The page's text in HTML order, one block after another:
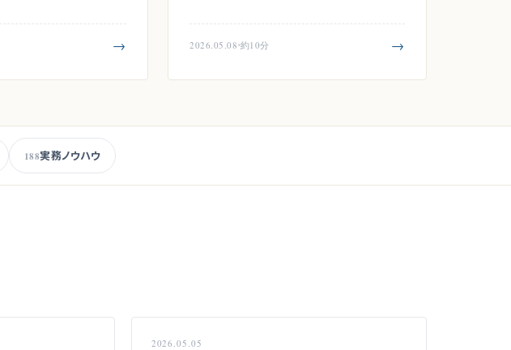
→ 2026.05.08 約10分 →
188実務ノウハウ
2026.05.05